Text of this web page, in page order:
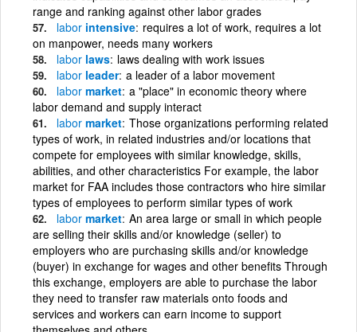
range and ranking against other labor grades
labor intensive requires a lot of work, requires a lot
on manpower, needs many workers
labor laws laws dealing with work issues
labor leader a leader of a labor movement
labor market a "place" in economic theory where
labor demand and supply interact
labor market Those organizations performing related
types of work, in related industries and/or locations that
compete for employees with similar knowledge, skills,
abilities, and other characteristics For example, the labor
market for FAA includes those contractors who hire similar
types of employees to perform similar types of work
labor market An area large or small in which people
are selling their skills and/or knowledge (seller) to
employers who are purchasing skills and/or knowledge
(buyer) in exchange for wages and other benefits Through
this exchange, employers are able to purchase the labor
they need to transfer raw materials onto foods and
services and workers can earn income to support